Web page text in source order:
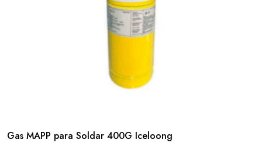
Gas MAPP para Soldar 400G Iceloong